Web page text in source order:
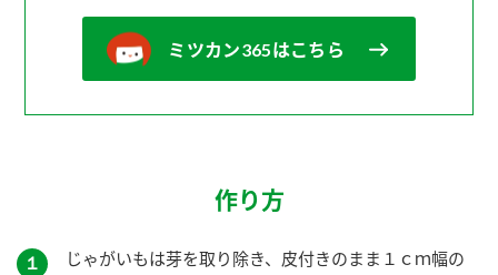
ミツカン365はこちら
作り方
１
じゃがいもは芽を取り除き、皮付きのまま１ｃｍ幅の